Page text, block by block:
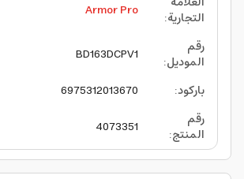
التجارية:
Armor Pro
رقم
الموديل:
BD163DCPV1
باركود:
6975312013670
رقم
المنتج:
4073351